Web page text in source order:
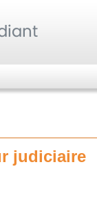
judiciaire